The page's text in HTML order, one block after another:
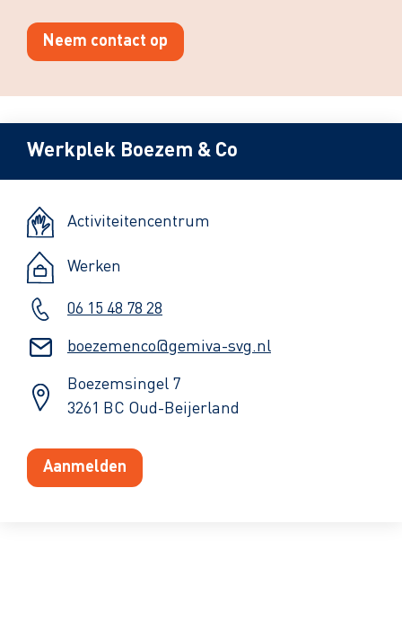
Neem contact op
Werkplek Boezem & Co
Activiteitencentrum
Werken
06 15 48 78 28
boezemenco@gemiva-svg.nl
Boezemsingel 7
3261 BC Oud-Beijerland
Aanmelden